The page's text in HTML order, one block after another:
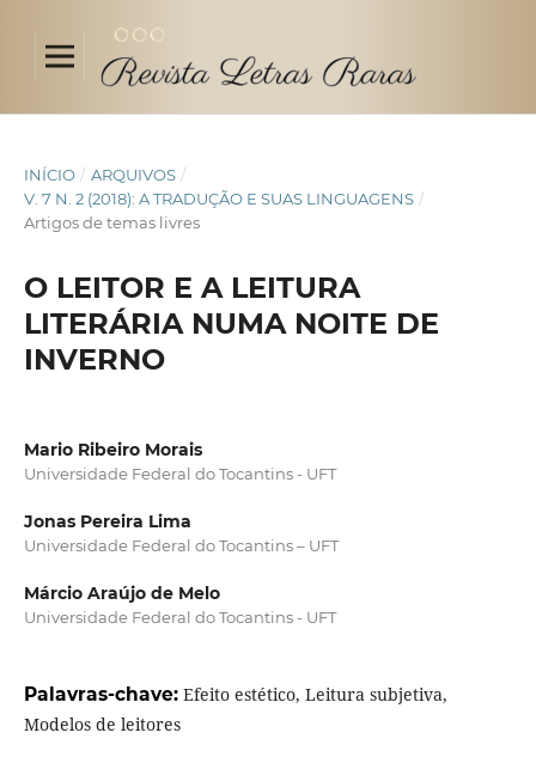
INÍCIO / ARQUIVOS /
V. 7 N. 2 (2018): A TRADUÇÃO E SUAS LINGUAGENS /
Artigos de temas livres
O LEITOR E A LEITURA
LITERÁRIA NUMA NOITE DE
INVERNO
Mario Ribeiro Morais
Universidade Federal do Tocantins - UFT
Jonas Pereira Lima
Universidade Federal do Tocantins – UFT
Márcio Araújo de Melo
Universidade Federal do Tocantins - UFT
Palavras-chave: Efeito estético, Leitura subjetiva,
Modelos de leitores